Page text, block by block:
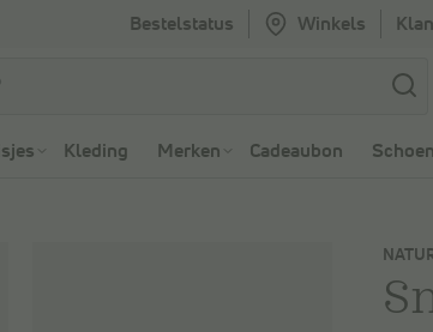
Bestelstatus Winkels
Kleding Merken Cadeaubon